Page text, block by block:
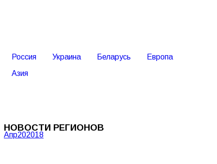
Россия Украина Беларусь
Европа
Азия
НОВОСТИ РЕГИОНОВ
Апр202018